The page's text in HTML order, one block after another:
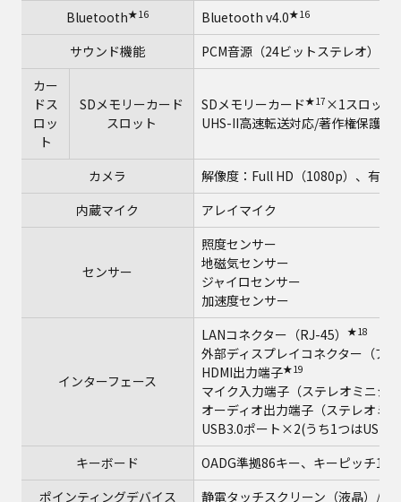
Bluetooth★16 Bluetooth v4.0★16
サウンド機能
PCM音源（24ビットステレオ）
カー
ドス
ロッ
ト
SDメモリーカード
スロット
SDメモリーカード★17 ×1スロット
UHS-II高速転送対応/著作権保護技
カメラ
解像度：Full HD（1080p）、有効
内蔵マイク
アレイマイク
センサー
照度センサー
地磁気センサー
ジャイロセンサー
加速度センサー
インターフェース
LANコネクター（RJ-45） ★18
外部ディスプレイコネクター（ア
HDMI出力端子★19
マイク入力端子（ステレオミニジ
オーディオ出力端子（ステレオミ
USB3.0ポート×2(うち1つはUSB
キーボード
OADG準拠86キー、キーピッチ
ポインティングデバイス
静電タッチスクリーン（液晶）/タ